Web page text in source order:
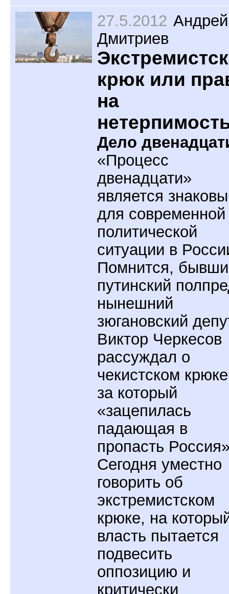
27.5.2012 Андрей
Дмитриев
крюк или
на
Дело
«Процесс
двенадцати»
является
для современной
политической
ситуации в
Помнится,
путинский
нынешний
зюгановский
Виктор Черкесов
рассуждал о
чекистском
за который
«зацепилась
падающая в
пропасть
Сегодня уместно
говорить об
экстремистском
крюке, на
власть пытается
подвесить
оппозицию и
критически